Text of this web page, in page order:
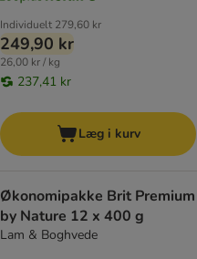
Individuelt 279,60 kr
249,90 kr
26,00 kr / kg
237,41 kr
Læg i kurv
Økonomipakke Brit Premium
by Nature 12 x 400 g
Lam & Boghvede